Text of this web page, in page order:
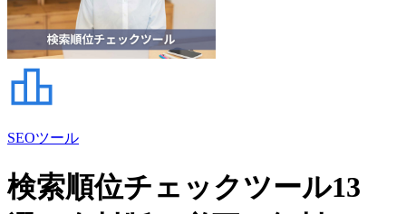
SEOツール
検索順位チェックツール13